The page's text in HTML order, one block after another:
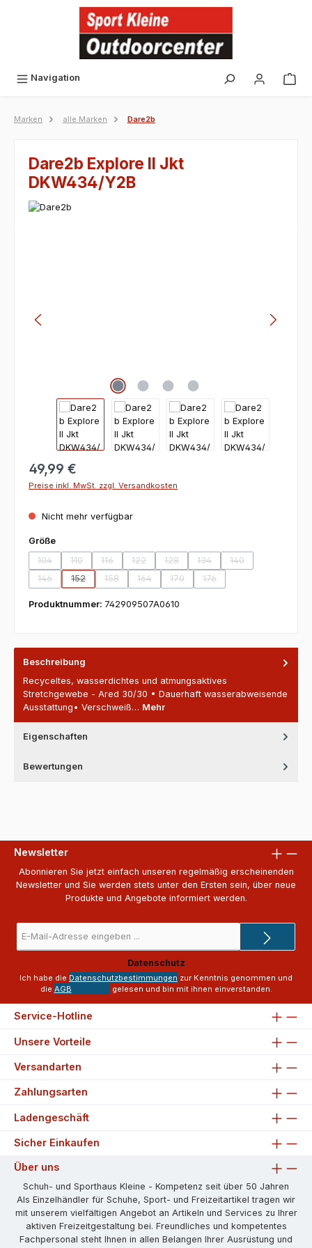
Navigation
Marken alle Marken Dare2b
Dare2b Explore II Jkt
DKW434/Y2B
49,99 €
Preise inkl. MwSt. zzgl. Versandkosten
Nicht mehr verfügbar
Größeauswählen
104
(Diese Option ist zurzeit nicht verfügbar.)
110
(Diese Option ist zurzeit nicht verfügbar.)
116
(Diese Option ist zurzeit nicht verfügbar.)
122
(Diese Option ist zurzeit nicht verfügbar.)
128
(Diese Option ist zurzeit nicht
134
(Diese Option ist zurzeit
140
(Diese Option ist
146
(Diese Option ist zurzeit nicht verfügbar.)
152
(Diese Option ist zurzeit nicht verfügbar.)
158
(Diese Option ist zurzeit nicht verfügbar.)
164
(Diese Option ist zurzeit nicht verfügbar.)
170
(Diese Option ist zurzeit nicht
176
(Diese Option ist zurzeit
Produktnummer: 742909507A0610
Beschreibung
Recyceltes, wasserdichtes und atmungsaktives
Stretchgewebe - Ared 30/30 • Dauerhaft wasserabweisende
Ausstattung• Verschweiß… Mehr
Eigenschaften
Bewertungen
Newsletter
Abonnieren Sie jetzt einfach unseren regelmäßig erscheinenden
Newsletter und Sie werden stets unter den Ersten sein, über neue
Produkte und Angebote informiert werden.
Mail-
Adresse
*
Datenschutz
Ich habe die Datenschutzbestimmungen zur Kenntnis genommen und
die AGB gelesen und bin mit ihnen einverstanden.
Service-Hotline
Unsere Vorteile
Versandarten
Zahlungsarten
Ladengeschäft
Sicher Einkaufen
Über uns
Schuh- und Sporthaus Kleine - Kompetenz seit über 50 Jahren
Als Einzelhändler für Schuhe, Sport- und Freizeitartikel tragen wir
mit unserem vielfältigen Angebot an Artikeln und Services zu Ihrer
aktiven Freizeitgestaltung bei. Freundliches und kompetentes
Fachpersonal steht Ihnen in allen Belangen Ihrer Ausrüstung und